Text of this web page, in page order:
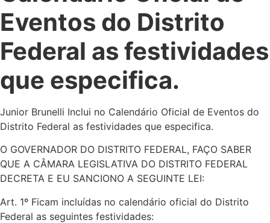
Eventos do Distrito
Federal as festividades
que especifica.
Junior Brunelli Inclui no Calendário Oficial de Eventos do
Distrito Federal as festividades que especifica.
O GOVERNADOR DO DISTRITO FEDERAL, FAÇO SABER
QUE A CÂMARA LEGISLATIVA DO DISTRITO FEDERAL
DECRETA E EU SANCIONO A SEGUINTE LEI:
Art. 1º Ficam incluídas no calendário oficial do Distrito
Federal as seguintes festividades: